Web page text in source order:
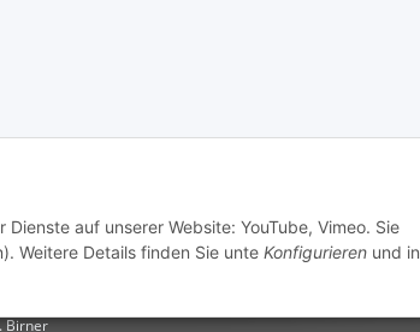
Birner
auf unserer Website: YouTube, Vimeo. Sie
Weitere Details finden Sie unte Konfigurieren und in